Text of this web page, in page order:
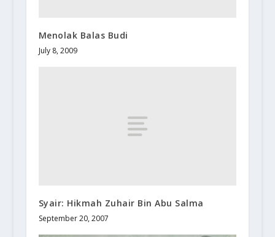
Menolak Balas Budi
July 8, 2009
Syair: Hikmah Zuhair Bin Abu Salma
September 20, 2007